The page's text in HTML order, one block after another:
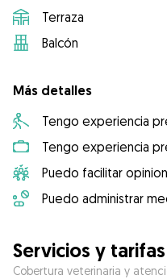
Terraza
Balcón
Más detalles
Tengo experiencia
Tengo experiencia
Puedo facilitar
Puedo administrar
Servicios y tarifas
Cobertura veterinaria y